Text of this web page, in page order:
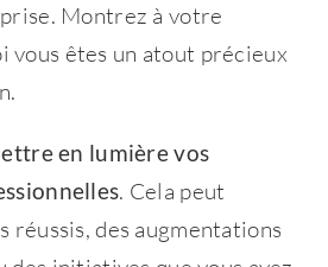
Montrez à votre
vous êtes un atout précieux
en lumière vos
. Cela peut
réussis, des augmentations